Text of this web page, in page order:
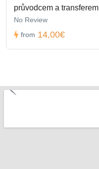
průvodcem a transferem
No Review
from 14,00€